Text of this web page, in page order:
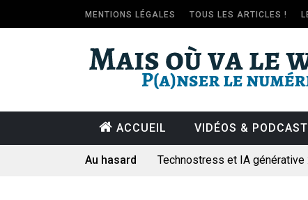
MENTIONS LÉGALES TOUS LES ARTICLES !
ACCUEIL VIDÉOS &
Au hasard
Technostress et IA